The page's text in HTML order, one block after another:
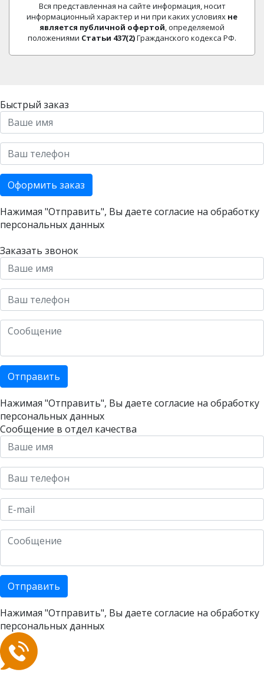
Вся представленная на сайте информация, носит
информационный характер и ни при каких условиях не
является публичной офертой, определяемой
положениями Статьи 437(2)Гражданского кодекса РФ.
Быстрый заказ
Оформить заказ
Нажимая "Отправить", Вы даете согласие на обработку
персональных данных
Заказать звонок
Отправить
Нажимая "Отправить", Вы даете согласие на обработку
персональных данных
Сообщение в отдел качества
Отправить
Нажимая "Отправить", Вы даете согласие на обработку
персональных данных